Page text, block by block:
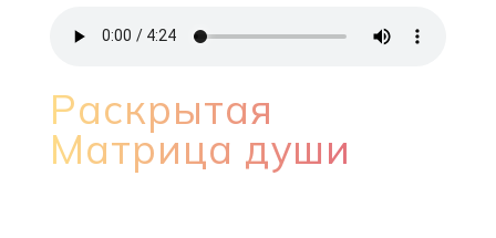
Раскрытая
Матрица души